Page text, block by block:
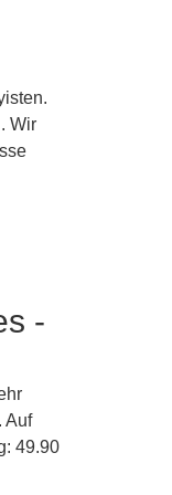
Wir
-
Auf
49.90